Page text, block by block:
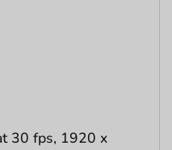
30 fps, 1920 x